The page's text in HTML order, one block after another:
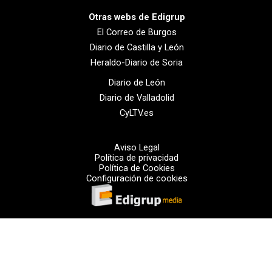
Otras webs de Edigrup
El Correo de Burgos
Diario de Castilla y León
Heraldo-Diario de Soria
Diario de León
Diario de Valladolid
CyLTV.es
Aviso Legal
Política de privacidad
Política de Cookies
Configuración de cookies